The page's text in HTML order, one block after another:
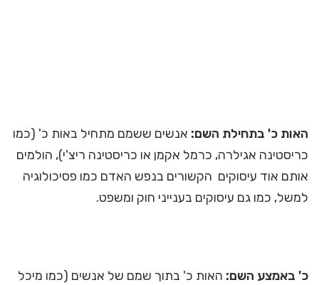
האות כ' בתחילת השם: אנשים ששמם מתחיל באות כ' (כמו
כריסטינה אגילרה, כרמל אקמן או כריסטינה ריצ'י), הולמים
אותם אוד עיסוקים הקשורים בנפש האדם כמו פסיכולוגיה
למשל, כמו גם עיסוקים בענייני חוק ומשפט.
כ' באמצע השם: האות כ' בתוך שמם של אנשים (כמו מיכל